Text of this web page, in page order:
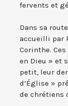
fervents et
Dans sa
accueilli par
Corinthe.
en Dieu » et
petit, leur
d’Église »
de chrétiens